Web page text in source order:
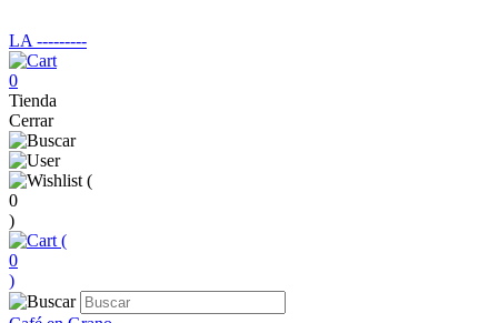
LA ‑‑‑‑‑‑‑‑‑
0
Tienda
Cerrar
(
0
)
(
0
)